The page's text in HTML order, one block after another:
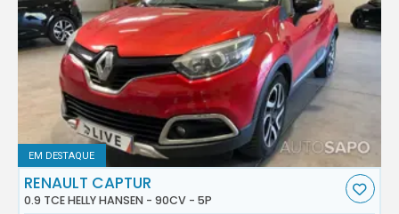
EM DESTAQUE
RENAULT CAPTUR
0.9 TCE HELLY HANSEN - 90CV - 5P